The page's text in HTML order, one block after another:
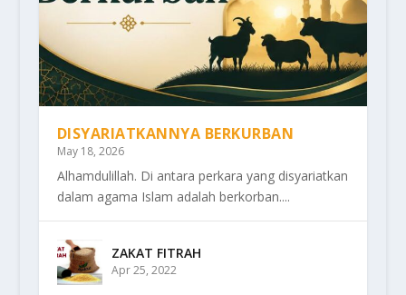
DISYARIATKANNYA BERKURBAN
May 18, 2026
Alhamdulillah. Di antara perkara yang disyariatkan
dalam agama Islam adalah berkorban....
ZAKAT FITRAH
Apr 25, 2022